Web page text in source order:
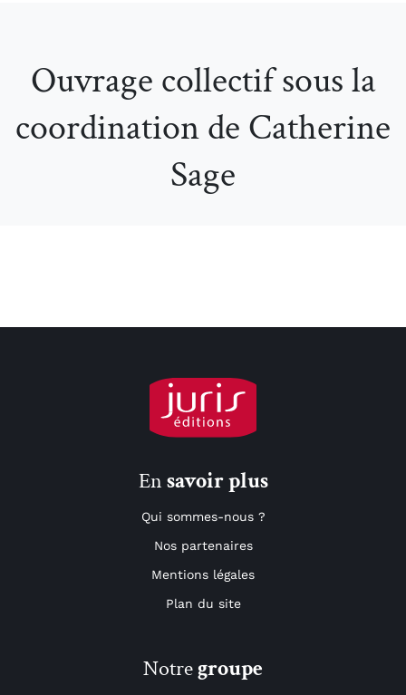
Ouvrage collectif sous la
coordination de Catherine
Sage
Ensavoir plus
Qui sommes-nous ?
Nos partenaires
Mentions légales
Plan du site
Notregroupe